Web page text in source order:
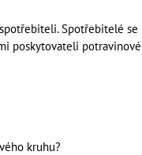
Spotřebitelé se
poskytovateli
kruhu?